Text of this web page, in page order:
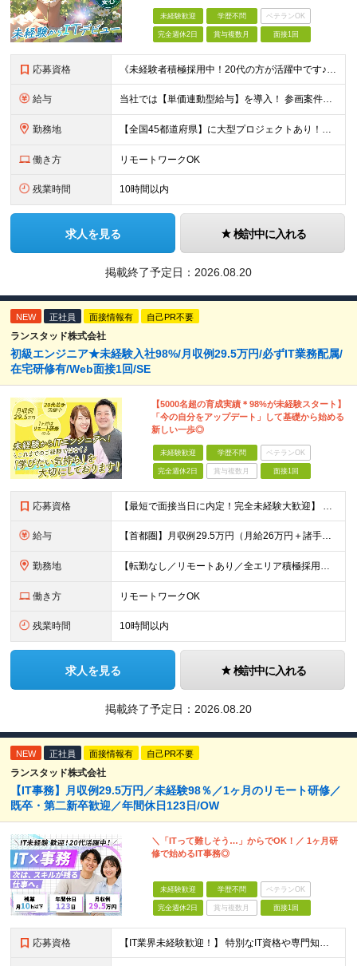
未経験歓迎 学歴不問 ベテランOK
完全週休2日 賞与複数月 面接1回
応募資格 《未経験者積極採用中！20代の方が活躍中です♪》 ◎約4割が実務未経験入社！ ■学歴・職歴は一切問いません！ ■第二新卒の方もお気軽にご相談ください♪ ■入社してから数年は、転勤の可能性があります
給与 当社では【単価連動型給与】を導入！ 参画案件の契約単価に連動して給与が決定。 還元率は単価の【70％～80％】と東証プライム上場グループとして高水準です！（社会保険料・教育コスト含む） ■関東：月給
勤務地 【全国45都道府県】に大型プロジェクトあり！※ 四国・沖縄を除く 主要勤務地： 北海道/宮城県/栃木県/埼玉県/千葉県/東京都/神奈川県/愛知県/大阪府/京都府/兵庫県/広島県/福岡県/熊本県 ※勤
働き方 リモートワークOK
残業時間 10時間以内
求人を見る 検討中に入れる
掲載終了予定日： 2026.08.20
NEW 正社員 面接情報有 自己PR不要
ランスタッド株式会社
初級エンジニア★未経験入社98%/月収例29.5万円/必ずIT業務配属/
在宅研修有/Web面接1回/SE
【5000名超の育成実績＊98%が未経験スタート】
「今の自分をアップデート」して基礎から始める
新しい一歩◎
未経験歓迎 学歴不問 ベテランOK
完全週休2日 賞与複数月 面接1回
応募資格 【最短で面接当日に内定！完全未経験大歓迎】 ・業種／職種未経験歓迎 ・社会人デビュー、第二新卒、既卒者大歓迎 ・学歴不問（文系、理系不問） ・20代～30代、男女問わず活躍中 ・服装、髪色自由 ・明確
給与 【首都圏】月収例29.5万円（月給26万円＋諸手当） 【東海・関西】月収例28.5万円（月給25万円＋諸手当） 【九州】月収例26万円（月給23万円＋諸手当） ※経験・スキル・前職給与を踏まえ、総合
勤務地 【転勤なし／リモートあり／全エリア積極採用】 ・大手企業のプロジェクト中心 ・勤務エリアや配属先は希望を考慮 ・研修はリモートメインで実施 ・UIターン歓迎 ＜主なエリア＞ ■首都圏…東京・神奈川・
働き方 リモートワークOK
残業時間 10時間以内
求人を見る 検討中に入れる
掲載終了予定日： 2026.08.20
NEW 正社員 面接情報有 自己PR不要
ランスタッド株式会社
【IT事務】月収例29.5万円／未経験98％／1ヶ月のリモート研修／
既卒・第二新卒歓迎／年間休日123日/OW
＼「ITって難しそう…」からでOK！／ 1ヶ月研
修で始めるIT事務◎
未経験歓迎 学歴不問 ベテランOK
完全週休2日 賞与複数月 面接1回
応募資格 【IT業界未経験歓迎！】 特別なIT資格や専門知識は必要ありません。 ・学歴不問（文系・理系不問） ・第二新卒、既卒の方も歓迎 ・20代を中心に幅広い年代が活躍中 ・基本的なPC操作ができる方 ・タ